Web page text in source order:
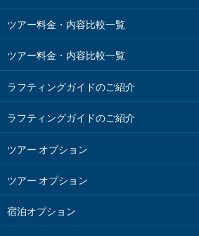
ツアー料金・内容比較一覧
ツアー料金・内容比較一覧
ラフティングガイドのご紹介
ラフティングガイドのご紹介
ツアー オプション
ツアー オプション
宿泊オプション